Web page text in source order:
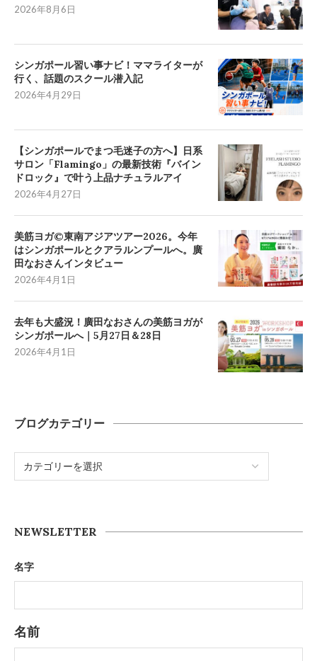
2026年8月6日
シンガポール習い事ナビ！ママライターが
行く、話題のスクール潜入記
2026年4月29日
【シンガポールでまつ毛迷子の方へ】日系
サロン「Flamingo」の最新技術『バイン
ドロック』で叶う上品ナチュラルアイ
2026年4月27日
美筋ヨガ©東南アジアツアー2026。今年
はシンガポールとクアラルンプールへ。廣
田なおさんインタビュー
2026年4月1日
去年も大盛況！廣田なおさんの美筋ヨガが
シンガポールへ｜5月27日＆28日
2026年4月1日
ブログカテゴリー
NEWSLETTER
名字
名前